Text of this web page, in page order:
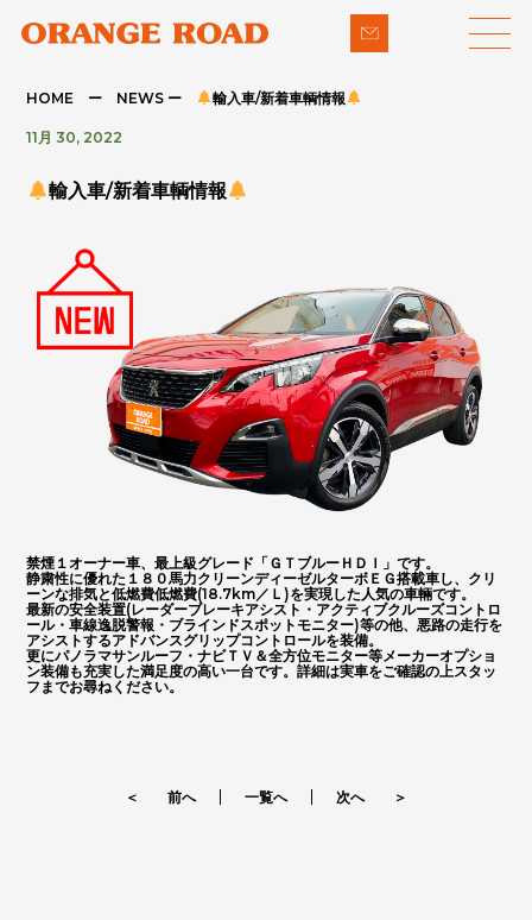
LINE-UP
- 輸入車
NEWS
COMPANY
CONTACT
PRIVACY POLICY
- 下取り買取
- アフターメンテナンス
お問い合わせはこちらから
ORANGE ROAD
HOME ー NEWS ー 輸入車/新着車輌情報
11月 30, 2022
輸入車/新着車輌情報
禁煙１オーナー車、最上級グレード「ＧＴブルーＨＤＩ」です。
静粛性に優れた１８０馬力クリーンディーゼルターボＥＧ搭載車し、クリ
ーンな排気と低燃費低燃費(18.7km／Ｌ)を実現した人気の車輛です。
最新の安全装置(レーダーブレーキアシスト・アクティブクルーズコントロ
ール・車線逸脱警報・ブラインドスポットモニター)等の他、悪路の走行を
アシストするアドバンスグリップコントロールを装備。
更にパノラマサンルーフ・ナビＴＶ＆全方位モニター等メーカーオプショ
ン装備も充実した満足度の高い一台です。詳細は実車をご確認の上スタッ
フまでお尋ねください。
＜ 前へ 一覧へ 次へ ＞